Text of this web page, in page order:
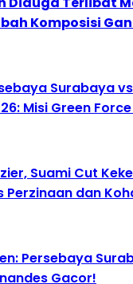
Komposisi
Surabaya
Misi Green
Suami Cut
Perzinaan dan
Persebaya
Gacor!